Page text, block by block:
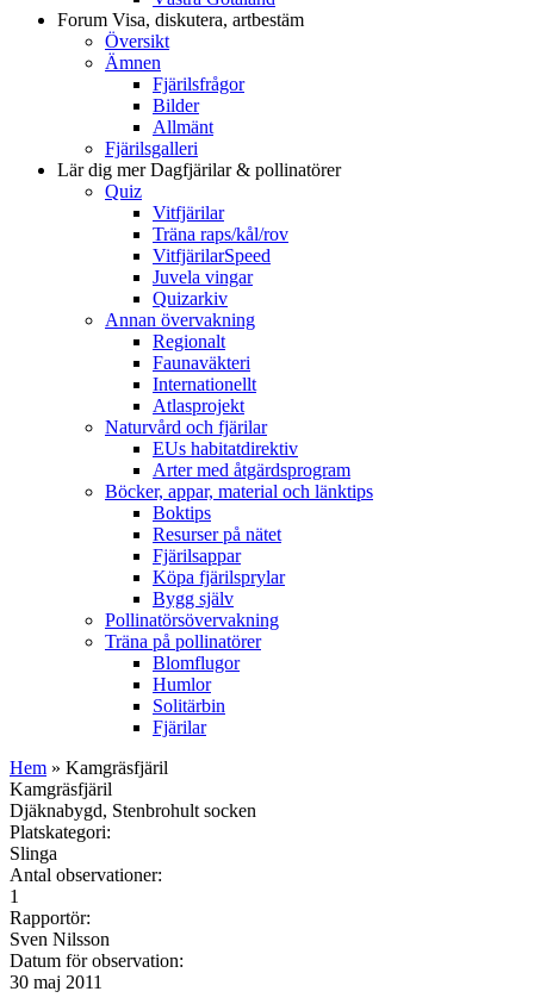
Forum Visa, diskutera, artbestäm
Översikt
Ämnen
Fjärilsfrågor
Bilder
Allmänt
Fjärilsgalleri
Lär dig merDagfjärilar & pollinatörer
Quiz
Vitfjärilar
Träna raps/kål/rov
VitfjärilarSpeed
Juvela vingar
Quizarkiv
Annan övervakning
Regionalt
Faunaväkteri
Internationellt
Atlasprojekt
Naturvård och fjärilar
EUs habitatdirektiv
Arter med åtgärdsprogram
Böcker, appar, material och länktips
Boktips
Resurser på nätet
Fjärilsappar
Köpa fjärilsprylar
Bygg själv
Pollinatörsövervakning
Träna på pollinatörer
Blomflugor
Humlor
Solitärbin
Fjärilar
Hem » Kamgräsfjäril
Kamgräsfjäril
Djäknabygd, Stenbrohult socken
Platskategori:
Slinga
Antal observationer:
1
Rapportör:
Sven Nilsson
Datum för observation:
30 maj 2011